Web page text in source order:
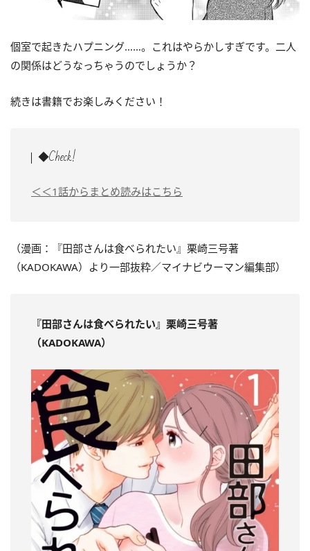
個室で起きたハプニング……。これはやらかしすぎです。二人
の関係はどうなっちゃうのでしょうか？
続きは書籍でお楽しみください！
◆Check!
＜＜1話からまとめ読みはこちら
（漫画：『田部さんは食べられたい』栗崎三号著
（KADOKAWA）より一部抜粋／マイナビウーマン編集部）
『田部さんは食べられたい』栗崎三号著
（KADOKAWA）